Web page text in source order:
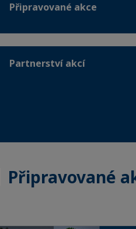
Připravované akce
Partnerství akcí
Připravované